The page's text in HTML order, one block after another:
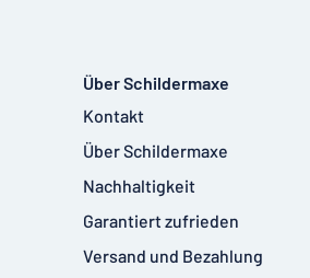
Über Schildermaxe
Kontakt
Über Schildermaxe
Nachhaltigkeit
Garantiert zufrieden
Versand und Bezahlung